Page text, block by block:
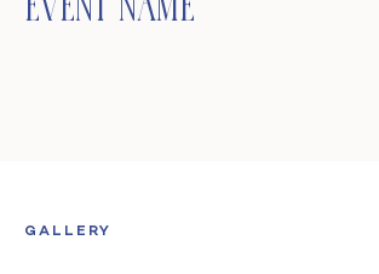
Event Name
GALLERY